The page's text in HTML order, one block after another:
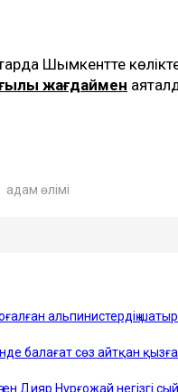
Шымкентте
жағдаймен
адам өлімі